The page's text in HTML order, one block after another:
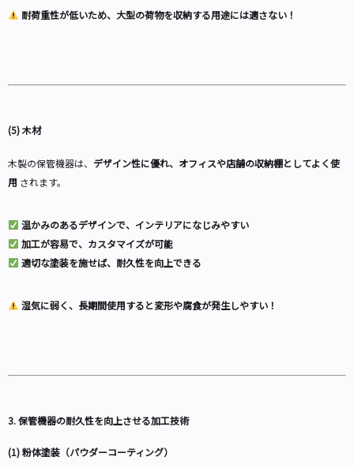
耐荷重性が低いため、大型の荷物を収納する用途には適さない！
(5) 木材
木製の保管機器は、 デザイン性に優れ、オフィスや店舗の収納棚としてよく使
用 されます。
温かみのあるデザインで、インテリアになじみやすい
加工が容易で、カスタマイズが可能
適切な塗装を施せば、耐久性を向上できる
湿気に弱く、長期間使用すると変形や腐食が発生しやすい！
3. 保管機器の耐久性を向上させる加工技術
(1) 粉体塗装（パウダーコーティング）